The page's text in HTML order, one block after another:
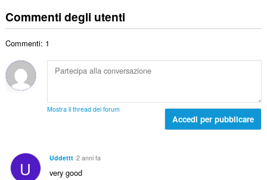
:u
d
i
:
d
i
u
z
i
o
t
e
d
i
z
e
t
o
l
g
Commenti degli utenti
Commenti: 1
Mostra il thread dei forum
Accedi per pubblicare
U Uddettt 2 anni fa
very good